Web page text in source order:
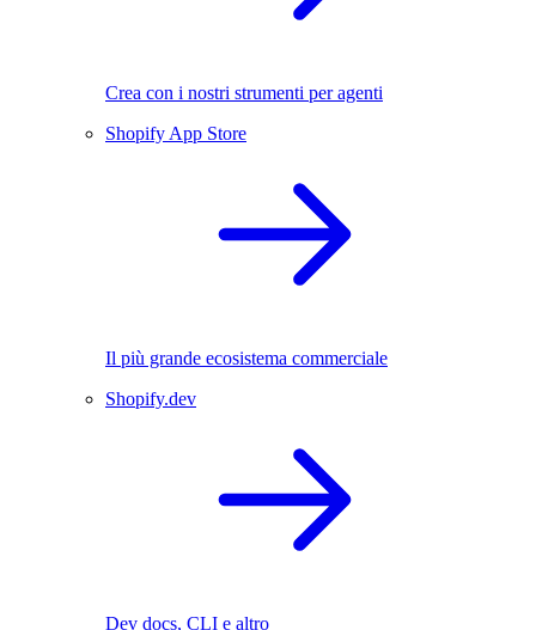
Crea con i nostri strumenti per agenti
Shopify App Store
Il più grande ecosistema commerciale
Shopify.dev
Dev docs, CLI e altro